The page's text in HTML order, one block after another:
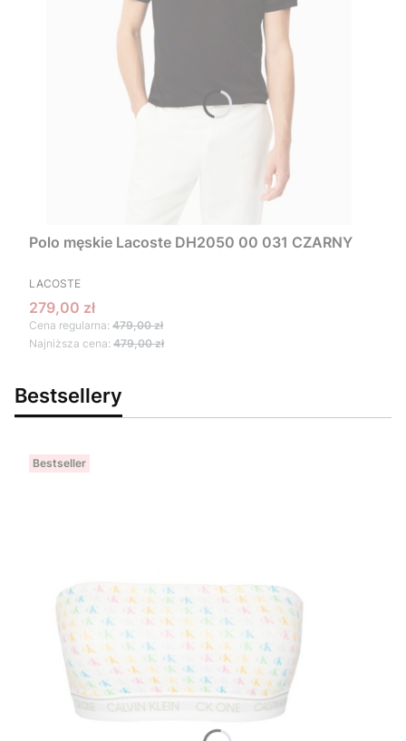
Polo męskie Lacoste DH2050 00 031 CZARNY
PRODUCENT
LACOSTE
Cena promocyjna
279,00 zł
Cena regularna: 479,00 zł
Najniższa cena: 479,00 zł
Bestsellery
Bestseller